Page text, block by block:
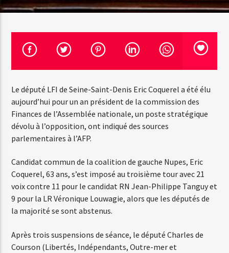
Emission en cours
Web-Radio-Années 100% 80s
07:00 22:00
Web-Radio-Le-Mosquitos
Web-Radio-Sicily
Le député LFI de Seine-Saint-Denis Eric Coquerel a été élu
aujourd’hui pour un an président de la commission des
Finances de l’Assemblée nationale, un poste stratégique
dévolu à l’opposition, ont indiqué des sources
parlementaires à l’AFP.
Candidat commun de la coalition de gauche Nupes, Eric
Coquerel, 63 ans, s’est imposé au troisième tour avec 21
voix contre 11 pour le candidat RN Jean-Philippe Tanguy et
9 pour la LR Véronique Louwagie, alors que les députés de
la majorité se sont abstenus.
Après trois suspensions de séance, le député Charles de
Courson (Libertés, Indépendants, Outre-mer et